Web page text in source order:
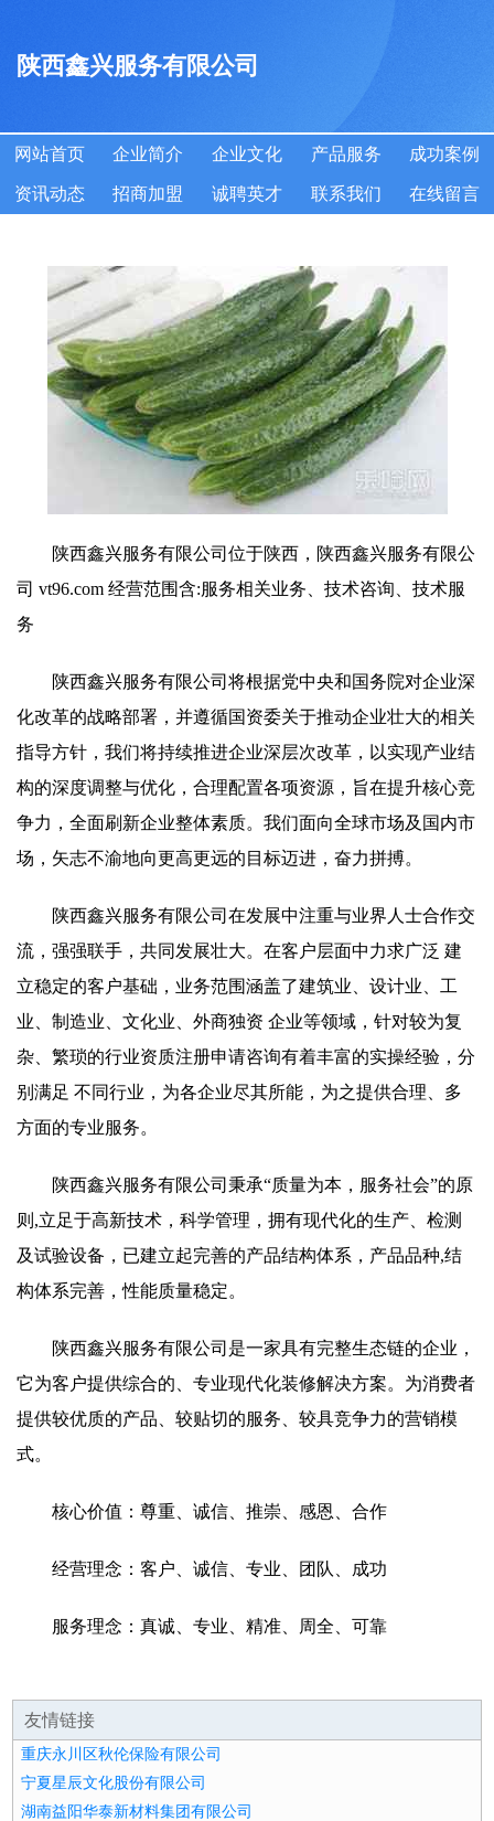
陕西鑫兴服务有限公司
网站首页 企业简介 企业文化 产品服务 成功案例
资讯动态 招商加盟 诚聘英才 联系我们 在线留言
陕西鑫兴服务有限公司位于陕西，陕西鑫兴服务有限公
司 vt96.com 经营范围含:服务相关业务、技术咨询、技术服
务
陕西鑫兴服务有限公司将根据党中央和国务院对企业深
化改革的战略部署，并遵循国资委关于推动企业壮大的相关
指导方针，我们将持续推进企业深层次改革，以实现产业结
构的深度调整与优化，合理配置各项资源，旨在提升核心竞
争力，全面刷新企业整体素质。我们面向全球市场及国内市
场，矢志不渝地向更高更远的目标迈进，奋力拼搏。
陕西鑫兴服务有限公司在发展中注重与业界人士合作交
流，强强联手，共同发展壮大。在客户层面中力求广泛 建
立稳定的客户基础，业务范围涵盖了建筑业、设计业、工
业、制造业、文化业、外商独资 企业等领域，针对较为复
杂、繁琐的行业资质注册申请咨询有着丰富的实操经验，分
别满足 不同行业，为各企业尽其所能，为之提供合理、多
方面的专业服务。
陕西鑫兴服务有限公司秉承“质量为本，服务社会”的原
则,立足于高新技术，科学管理，拥有现代化的生产、检测
及试验设备，已建立起完善的产品结构体系，产品品种,结
构体系完善，性能质量稳定。
陕西鑫兴服务有限公司是一家具有完整生态链的企业，
它为客户提供综合的、专业现代化装修解决方案。为消费者
提供较优质的产品、较贴切的服务、较具竞争力的营销模
式。
核心价值：尊重、诚信、推崇、感恩、合作
经营理念：客户、诚信、专业、团队、成功
服务理念：真诚、专业、精准、周全、可靠
友情链接
重庆永川区秋伦保险有限公司
宁夏星辰文化股份有限公司
湖南益阳华泰新材料集团有限公司